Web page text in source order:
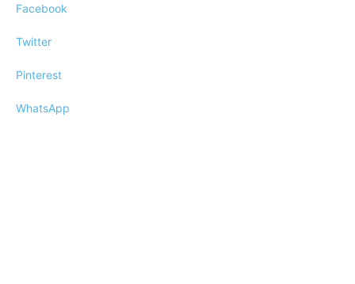
Facebook
Twitter
Pinterest
WhatsApp